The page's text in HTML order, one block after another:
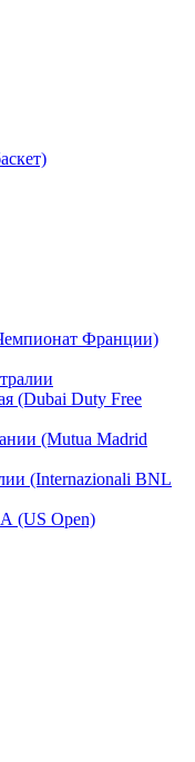
Франции)
(Dubai Duty Free
(Mutua Madrid
(Internazionali BNL
(US Open)